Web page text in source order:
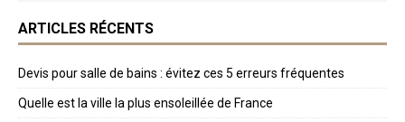
ARTICLES RÉCENTS
Devis pour salle de bains : évitez ces 5 erreurs fréquentes
Quelle est la ville la plus ensoleillée de France